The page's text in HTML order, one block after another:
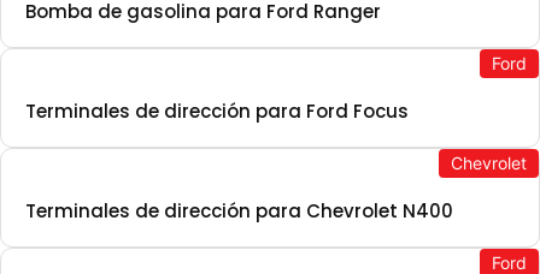
Bomba de gasolina para Ford Ranger
Ford
Terminales de dirección para Ford Focus
Chevrolet
Terminales de dirección para Chevrolet N400
Ford